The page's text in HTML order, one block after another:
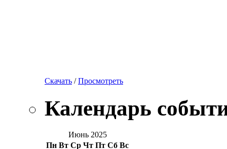
Скачать /Просмотреть
Календарь
Июнь 2025
Пн Вт Ср Чт Пт Сб Вс